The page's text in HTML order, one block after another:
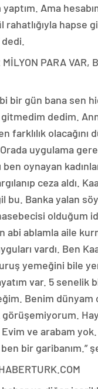
yaptım. Ama
hapse
PARA VAR,
bir gün bana sen
gitmedim dedim.
farklılık olacağını
uygulama
oynayan
ceza aldı.
bu. Banka yalan
olduğum
abi ablamla aile
vardı. Ben
yemeğini bile
var. 5 senelik
Benim dünyam
ve arabam yok.
bir garibanım.”